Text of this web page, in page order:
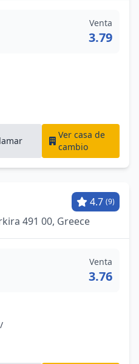
Venta
3.79
Ver casa de
cambio
4.7 (9)
491 00, Greece
Venta
3.76